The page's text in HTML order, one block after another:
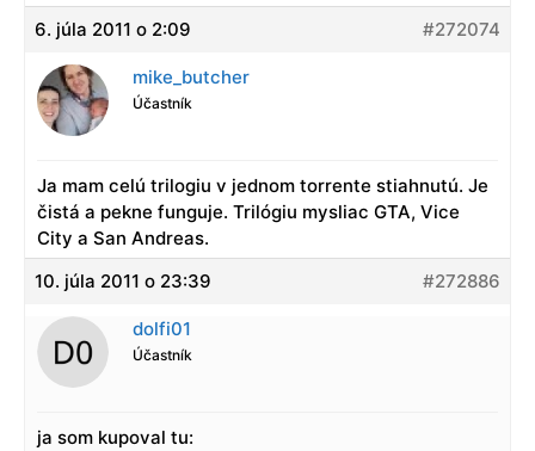
6. júla 2011 o 2:09
#272074
mike_butcher
Účastník
Ja mam celú trilogiu v jednom torrente stiahnutú. Je
čistá a pekne funguje. Trilógiu mysliac GTA, Vice
City a San Andreas.
10. júla 2011 o 23:39
#272886
dolfi01
Účastník
ja som kupoval tu: